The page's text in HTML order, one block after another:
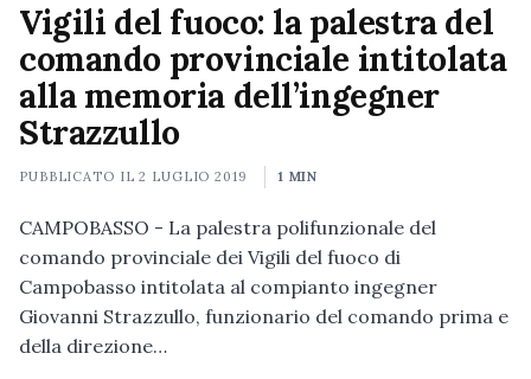
Vigili del fuoco: la palestra del
comando provinciale intitolata
alla memoria dell’ingegner
Strazzullo
PUBBLICATO IL2 LUGLIO 2019 1 MIN
CAMPOBASSO - La palestra polifunzionale del
comando provinciale dei Vigili del fuoco di
Campobasso intitolata al compianto ingegner
Giovanni Strazzullo, funzionario del comando prima e
della direzione…